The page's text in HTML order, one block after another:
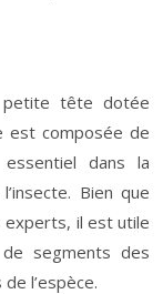
petite tête dotée
est composée de
dans la
Bien que
experts, il est utile
segments des
l’espèce.